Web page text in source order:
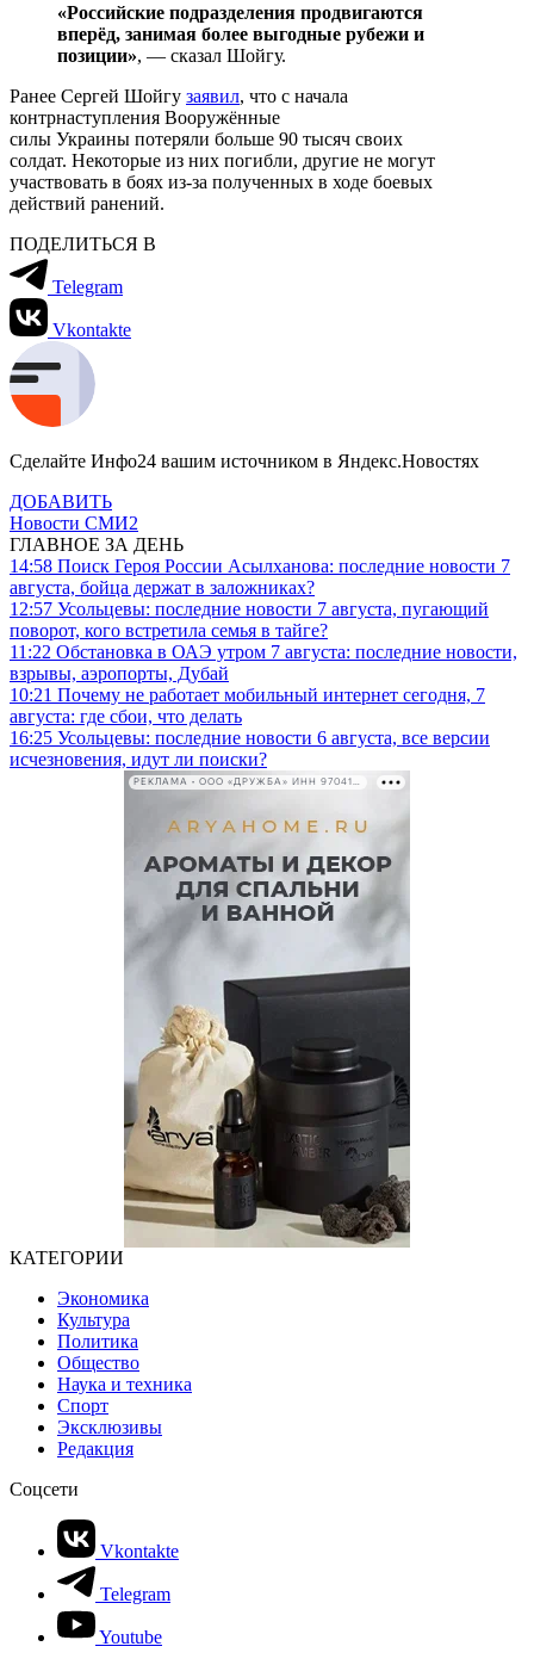
«Российские подразделения продвигаются
вперёд, занимая более выгодные рубежи и
позиции», — сказал Шойгу.
Ранее Сергей Шойгу заявил, что с начала
контрнаступления Вооружённые
силы Украины потеряли больше 90 тысяч своих
солдат. Некоторые из них погибли, другие не могут
участвовать в боях из-за полученных в ходе боевых
действий ранений.
ПОДЕЛИТЬСЯ В
Telegram
Vkontakte
Сделайте Инфо24 вашим источником в Яндекс.Новостях
ДОБАВИТЬ
Новости СМИ2
ГЛАВНОЕ ЗА ДЕНЬ
14:58 Поиск Героя России Асылханова: последние новости 7
августа, бойца держат в заложниках?
12:57 Усольцевы: последние новости 7 августа, пугающий
поворот, кого встретила семья в тайге?
11:22 Обстановка в ОАЭ утром 7 августа: последние новости,
взрывы, аэропорты, Дубай
10:21 Почему не работает мобильный интернет сегодня, 7
августа: где сбои, что делать
16:25 Усольцевы: последние новости 6 августа, все версии
исчезновения, идут ли поиски?
РЕКЛАМА • ООО «ДРУЖБА» ИНН 9704146411
КАТЕГОРИИ
Экономика
Культура
Политика
Общество
Наука и техника
Спорт
Эксклюзивы
Редакция
Соцсети
Vkontakte
Telegram
Youtube